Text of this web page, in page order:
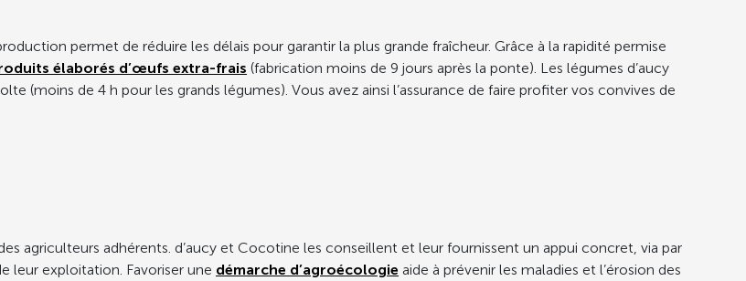
permet de réduire les délais pour garantir la plus grande fraîcheur. Grâce à la rapidité permise
élaborés d’œufs extra-frais (fabrication moins de 9 jours après la ponte). Les légumes d’aucy
(moins de 4 h pour les grands légumes). Vous avez ainsi l’assurance de faire profiter vos convives de
agriculteurs adhérents. d’aucy et Cocotine les conseillent et leur fournissent un appui concret, via par
leur exploitation. Favoriser une démarche d’agroécologie aide à prévenir les maladies et l’érosion des